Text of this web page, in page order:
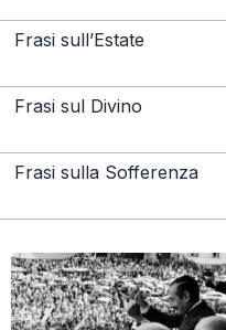
Frasi sull’Estate
Frasi sul Divino
Frasi sulla Sofferenza